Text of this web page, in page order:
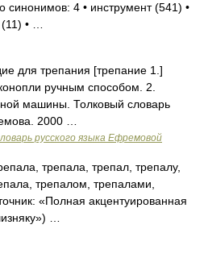
синонимов: 4 • инструмент (541) •
• …
для трепания [трепание 1.]
ручным способом. 2.
машины. Толковый словарь
2000 …
русского языка Ефремовой
трепала, трепал, трепалу,
трепалом, трепалами,
«Полная акцентуированная
…